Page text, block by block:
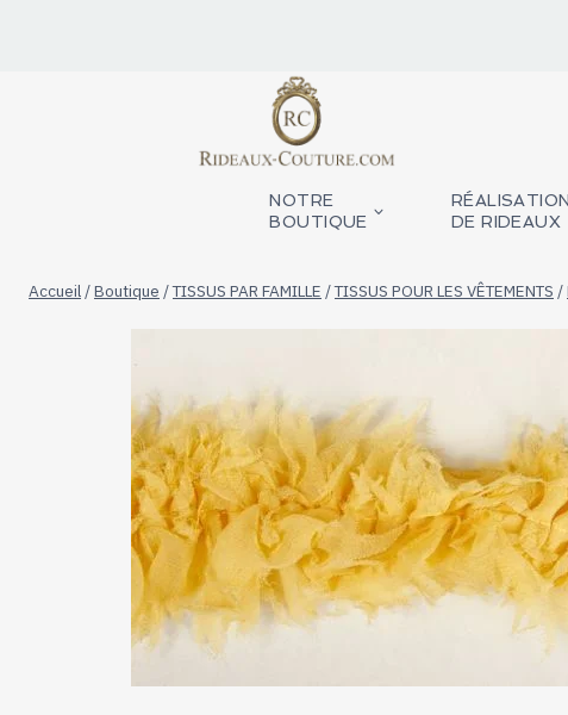
NOTRE
BOUTIQUE
DE RIDEAUX
Accueil /Boutique /TISSUS PAR FAMILLE /TISSUS POUR LES VÊTEMENTS /